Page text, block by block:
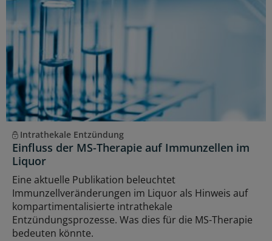
Intrathekale Entzündung
Einfluss der MS-Therapie auf Immunzellen im
Liquor
Eine aktuelle Publikation beleuchtet
Immunzellveränderungen im Liquor als Hinweis auf
kompartimentalisierte intrathekale
Entzündungsprozesse. Was dies für die MS-Therapie
bedeuten könnte.